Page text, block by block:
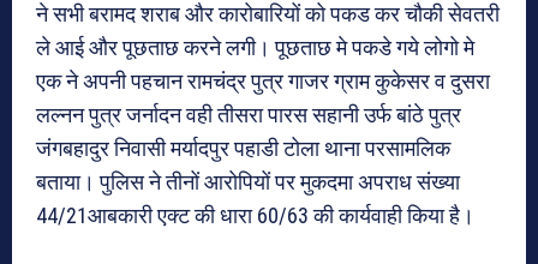
ने सभी बरामद शराब और कारोबारियों को पकड कर चौकी सेवतरी
ले आई और पूछताछ करने लगी। पूछताछ मे पकडे गये लोगो मे
एक ने अपनी पहचान रामचंद्र पुत्र गाजर ग्राम कुकेसर व दुसरा
लल्नन पुत्र जर्नादन वही तीसरा पारस सहानी उर्फ बांठे पुत्र
जंगबहादुर निवासी मर्यादपुर पहाडी टोला थाना परसामलिक
बताया। पुलिस ने तीनों आरोपियों पर मुकदमा अपराध संख्या
44/21आबकारी एक्ट की धारा 60/63 की कार्यवाही किया है।